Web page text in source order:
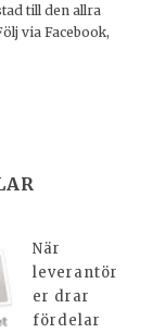
till den allra
via Facebook,
När
leverantör
er drar
fördelar